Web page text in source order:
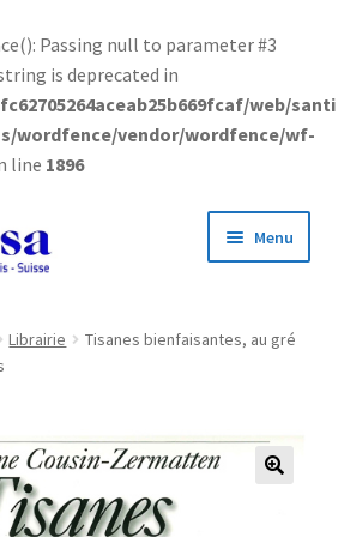
Passing null to parameter #3
is deprecated in
web/santi
wordfence/vendor/wordfence/wf-
line 1896
Menu
Librairie
Tisanes bienfaisantes, au gré